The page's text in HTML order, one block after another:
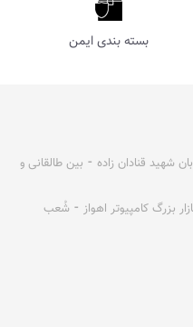
بسته بندی ایمن
شهید قنادان زاده ⁃ بین طالقانی و
بزرگ کامپیوتر اهواز ⁃ شُعب